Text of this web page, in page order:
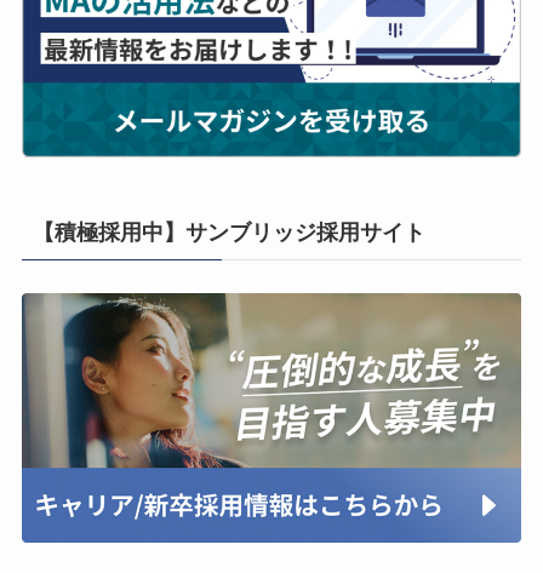
【積極採用中】サンブリッジ採用サイト